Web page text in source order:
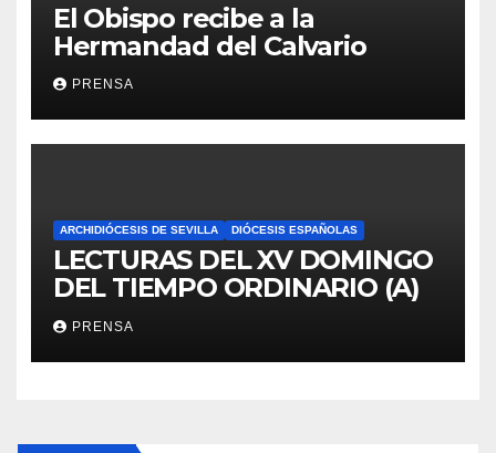
El Obispo recibe a la
Hermandad del Calvario
PRENSA
ARCHIDIÓCESIS DE SEVILLA DIÓCESIS ESPAÑOLAS
LECTURAS DEL XV DOMINGO
DEL TIEMPO ORDINARIO (A)
PRENSA